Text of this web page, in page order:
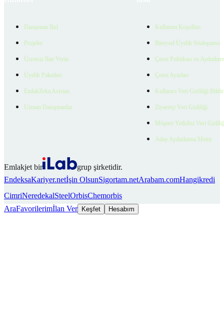
Danışman Bul
Projeler
Ücretsiz İlan Verin
Üyelik Paketleri
EmlakZeka Asistan
Uzman Danışmanlar
Kullanım Koşulları
Bireysel Üyelik Sözleşmesi
Çerez Politikası ve
Çerez Ayarları
Kullanıcı Veri Gizliliği
Ziyaretçi Veri Gizliliği
Müşteri Yetkilisi Veri
Aday Aydınlatma Metni
Emlakjet bir
grup şirketidir.
EndeksaKariyer.netİşin OlsunSigortam.netArabam.comHangikredi
CimriNeredekalSteelOrbisChemorbis
AraFavorilerimİlan Ver Keşfet Hesabım